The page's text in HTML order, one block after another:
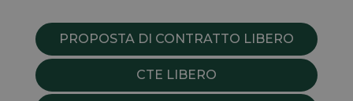
PROPOSTA DI CONTRATTO LIBERO
CTE LIBERO